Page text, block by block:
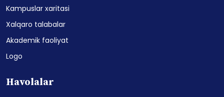
Kampuslar xaritasi
Xalqaro talabalar
Akademik faoliyat
Logo
Havolalar